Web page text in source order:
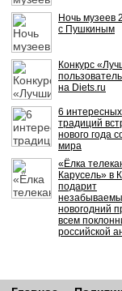
Ночь музеев
с Пушкиным
Конкурс
на Diets.ru
6 интересных
традиций
нового года
мира
«Ёлка
Карусель» в
подарит
новогодний
всем
российской